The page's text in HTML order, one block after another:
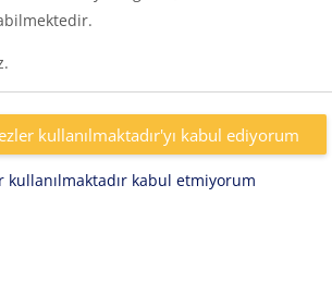
kullanılmaktadır'yı kabul ediyorum
kabul etmiyorum